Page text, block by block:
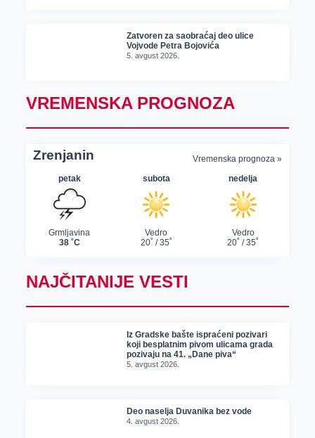
Zatvoren za saobraćaj deo ulice
Vojvode Petra Bojovića
5. avgust 2026.
VREMENSKA PROGNOZA
NAJČITANIJE VESTI
Iz Gradske bašte ispraćeni pozivari
koji besplatnim pivom ulicama grada
pozivaju na 41. „Dane piva“
5. avgust 2026.
Deo naselja Duvanika bez vode
4. avgust 2026.